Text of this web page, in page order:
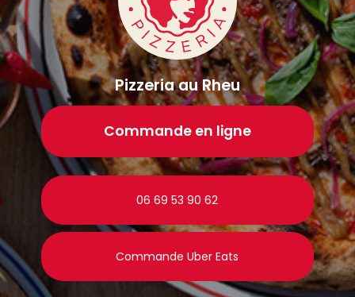
Pizzeria au Rheu
Commande en ligne
06 69 53 90 62
Commande Uber Eats